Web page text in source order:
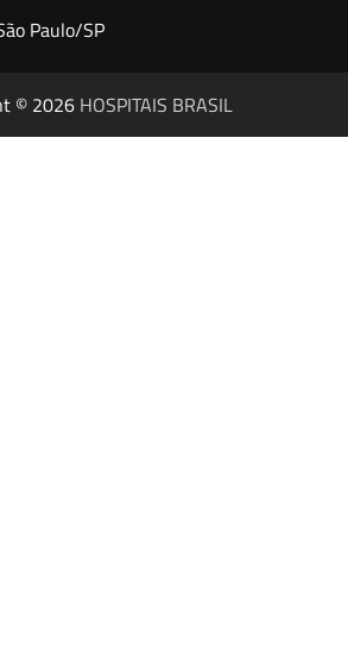
Paulo/SP
© 2026 HOSPITAIS BRASIL